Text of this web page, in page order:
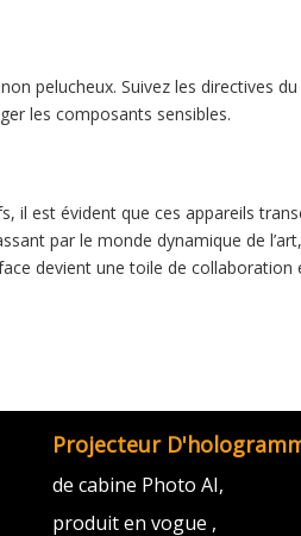
pelucheux. Suivez les directives
les composants sensibles.
il est évident que ces appareils
par le monde dynamique de
devient une toile de collaboration
Projecteur
de cabine Photo AI,
produit en vogue ,